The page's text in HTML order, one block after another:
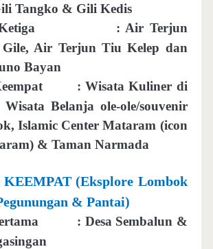
Tangko & Gili Kedis
: Air Terjun
Gile, Air Terjun Tiu Kelep dan
Bayan
: Wisata Kuliner di
Belanja ole-ole/souvenir
Islamic Center Mataram (icon
& Taman Narmada
KEEMPAT (Eksplore Lombok
& Pantai)
: Desa Sembalun &